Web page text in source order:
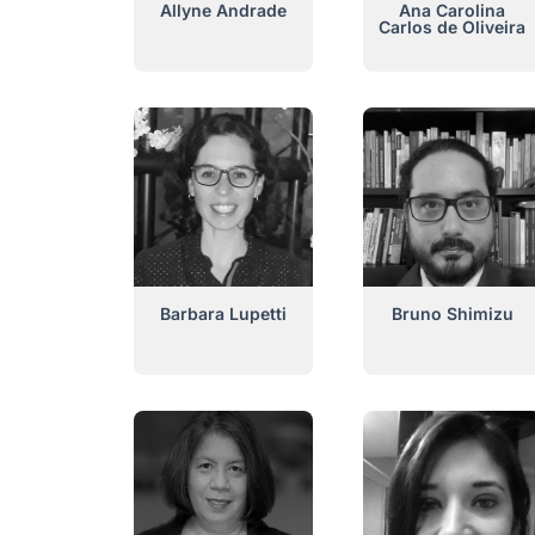
Allyne Andrade
Ana Carolina
Carlos de Oliveira
Barbara Lupetti Bruno Shimizu